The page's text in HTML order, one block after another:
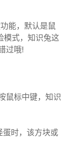
能，默认是鼠
模式，知识兔这
过哦!
鼠标中键，知识
蛋时，该方块或